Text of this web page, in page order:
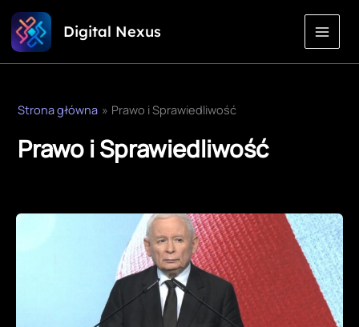
Przejdź
do
treści
Digital Nexus
Strona główna Prawo i Sprawiedliwość
Prawo i Sprawiedliwość